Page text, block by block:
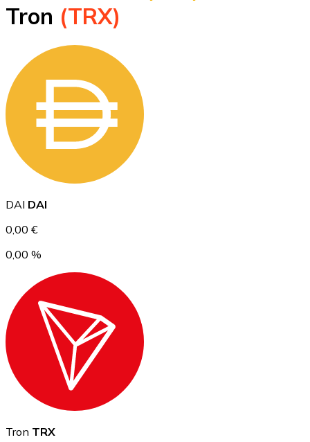
BTC
Ethereum
ETH
USD Coin
USDC
Tron (TRX)
DAI DAI
0,00 €
0,00 %
Tron TRX